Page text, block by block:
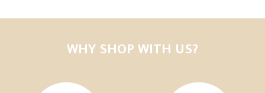
WHY SHOP WITH US?